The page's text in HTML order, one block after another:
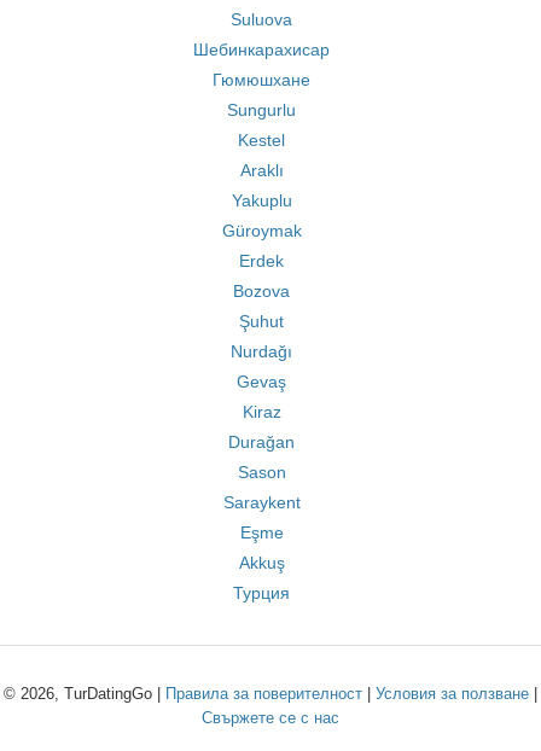
Suluova
Шебинкарахисар
Гюмюшхане
Sungurlu
Kestel
Araklı
Yakuplu
Güroymak
Erdek
Bozova
Şuhut
Nurdağı
Gevaş
Kiraz
Durağan
Sason
Saraykent
Eşme
Akkuş
Турция
© 2026, TurDatingGo | Правила за поверителност Условия за ползване
Свържете се с нас